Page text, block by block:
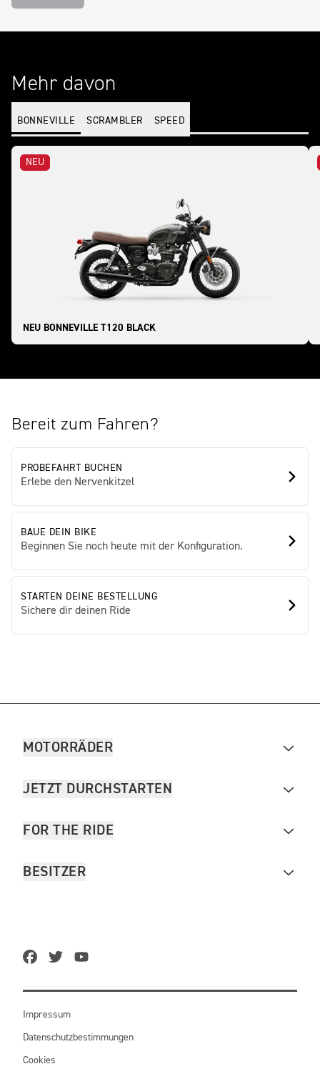
Mehr davon
BONNEVILLE SCRAMBLER SPEED
NEU
NEU BONNEVILLE T120 BLACK
Bereit zum Fahren?
PROBEFAHRT BUCHEN
Erlebe den Nervenkitzel
BAUE DEIN BIKE
Beginnen Sie noch heute mit der Konfiguration.
STARTEN DEINE BESTELLUNG
Sichere dir deinen Ride
MOTORRÄDER
JETZT DURCHSTARTEN
FOR THE RIDE
BESITZER
Impressum
Datenschutzbestimmungen
Cookies